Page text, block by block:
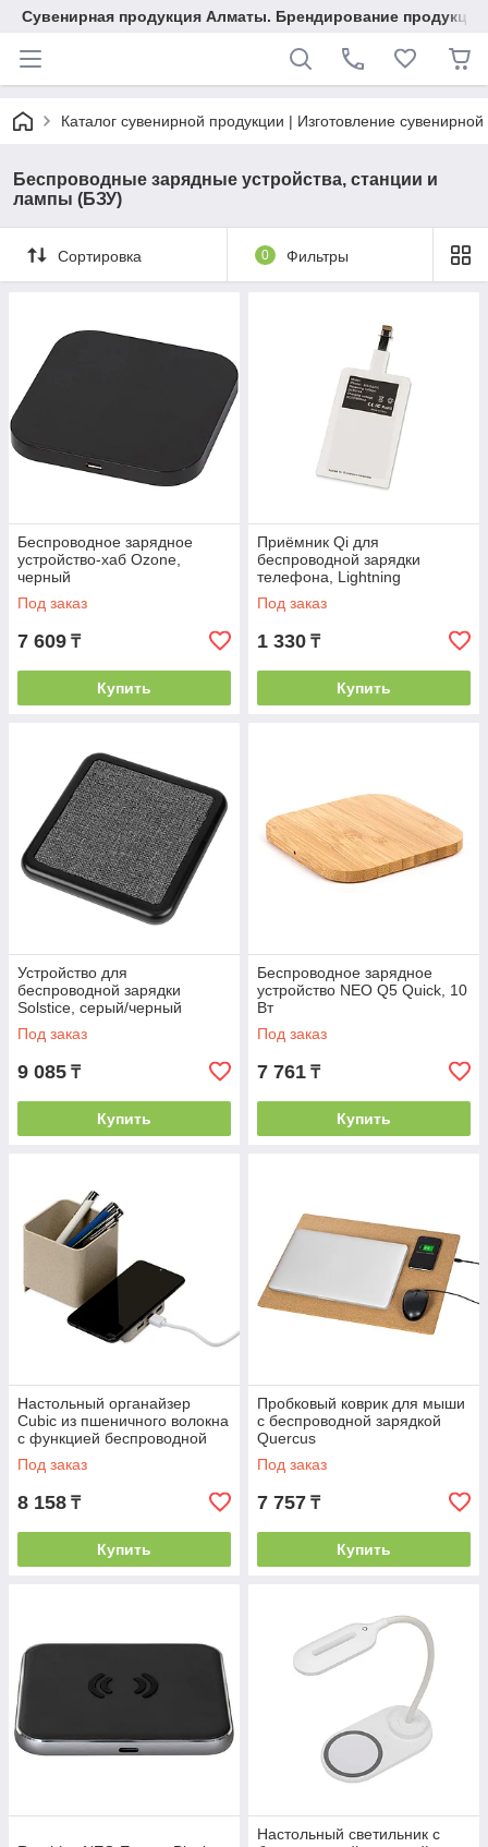
Сувенирная продукция Алматы. Брендирование
Каталог сувенирной продукции | Изготовление
Беспроводные зарядные устройства, станции и
лампы (БЗУ)
Сортировка 0 Фильтры
Беспроводное зарядное
устройство-хаб Ozone,
черный
Под заказ
7 609 ₸
Купить
Приёмник Qi для
беспроводной зарядки
телефона, Lightning
Под заказ
1 330 ₸
Купить
Устройство для
беспроводной зарядки
Solstice, серый/черный
Под заказ
9 085 ₸
Купить
Беспроводное зарядное
устройство NEO Q5 Quick, 10
Вт
Под заказ
7 761 ₸
Купить
Настольный органайзер
Cubic из пшеничного волокна
с функцией беспроводной
зарядки и выходами USB
Под заказ
8 158 ₸
Купить
Пробковый коврик для мыши
с беспроводной зарядкой
Querсus
Под заказ
7 757 ₸
Купить
Настольный светильник с